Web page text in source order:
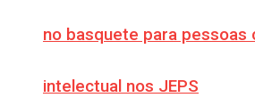
no basquete para pessoas
intelectual nos JEPS